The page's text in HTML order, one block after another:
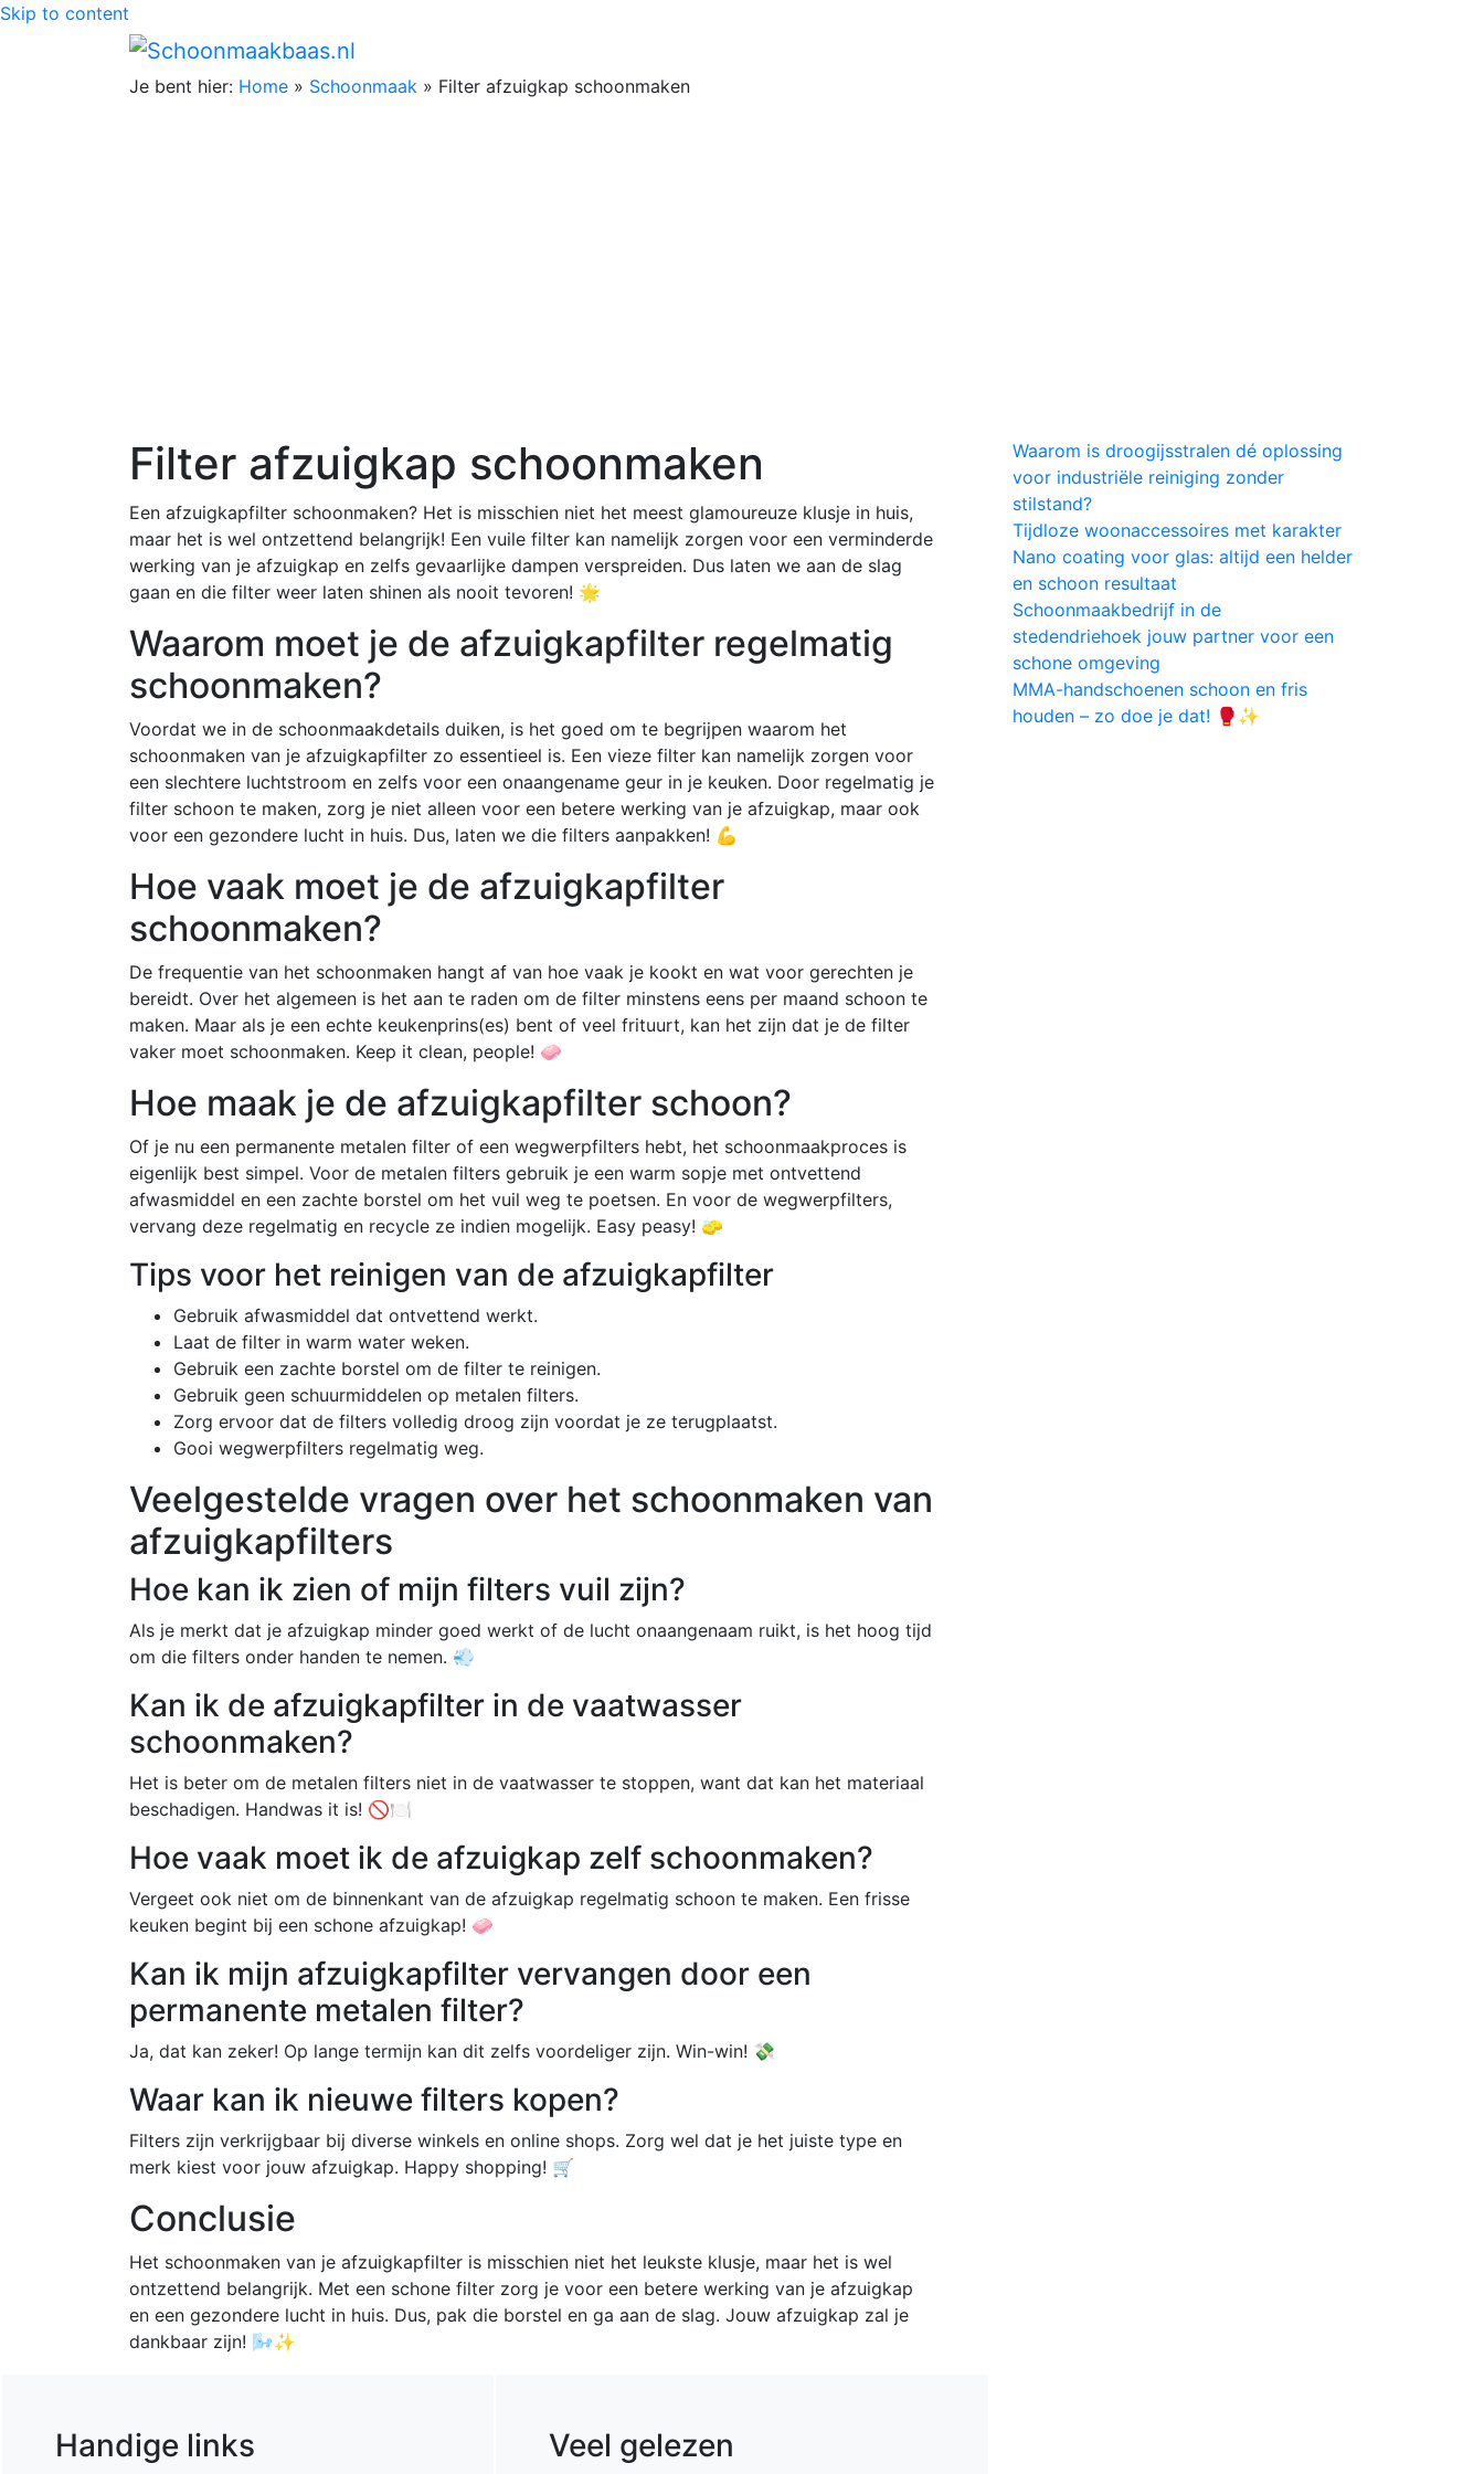
Skip to content
Je bent hier: Home » Schoonmaak » Filter afzuigkap schoonmaken
Filter afzuigkap schoonmaken
Een afzuigkapfilter schoonmaken? Het is misschien niet het meest glamoureuze klusje in huis,
maar het is wel ontzettend belangrijk! Een vuile filter kan namelijk zorgen voor een verminderde
werking van je afzuigkap en zelfs gevaarlijke dampen verspreiden. Dus laten we aan de slag
gaan en die filter weer laten shinen als nooit tevoren! 🌟
Waarom moet je de afzuigkapfilter regelmatig
schoonmaken?
Voordat we in de schoonmaakdetails duiken, is het goed om te begrijpen waarom het
schoonmaken van je afzuigkapfilter zo essentieel is. Een vieze filter kan namelijk zorgen voor
een slechtere luchtstroom en zelfs voor een onaangename geur in je keuken. Door regelmatig je
filter schoon te maken, zorg je niet alleen voor een betere werking van je afzuigkap, maar ook
voor een gezondere lucht in huis. Dus, laten we die filters aanpakken! 💪
Hoe vaak moet je de afzuigkapfilter
schoonmaken?
De frequentie van het schoonmaken hangt af van hoe vaak je kookt en wat voor gerechten je
bereidt. Over het algemeen is het aan te raden om de filter minstens eens per maand schoon te
maken. Maar als je een echte keukenprins(es) bent of veel frituurt, kan het zijn dat je de filter
vaker moet schoonmaken. Keep it clean, people! 🧼
Hoe maak je de afzuigkapfilter schoon?
Of je nu een permanente metalen filter of een wegwerpfilters hebt, het schoonmaakproces is
eigenlijk best simpel. Voor de metalen filters gebruik je een warm sopje met ontvettend
afwasmiddel en een zachte borstel om het vuil weg te poetsen. En voor de wegwerpfilters,
vervang deze regelmatig en recycle ze indien mogelijk. Easy peasy! 🧽
Tips voor het reinigen van de afzuigkapfilter
Gebruik afwasmiddel dat ontvettend werkt.
Laat de filter in warm water weken.
Gebruik een zachte borstel om de filter te reinigen.
Gebruik geen schuurmiddelen op metalen filters.
Zorg ervoor dat de filters volledig droog zijn voordat je ze terugplaatst.
Gooi wegwerpfilters regelmatig weg.
Veelgestelde vragen over het schoonmaken van
afzuigkapfilters
Hoe kan ik zien of mijn filters vuil zijn?
Als je merkt dat je afzuigkap minder goed werkt of de lucht onaangenaam ruikt, is het hoog tijd
om die filters onder handen te nemen. 💨
Kan ik de afzuigkapfilter in de vaatwasser
schoonmaken?
Het is beter om de metalen filters niet in de vaatwasser te stoppen, want dat kan het materiaal
beschadigen. Handwas it is! 🚫🍽️
Hoe vaak moet ik de afzuigkap zelf schoonmaken?
Vergeet ook niet om de binnenkant van de afzuigkap regelmatig schoon te maken. Een frisse
keuken begint bij een schone afzuigkap! 🧼
Kan ik mijn afzuigkapfilter vervangen door een
permanente metalen filter?
Ja, dat kan zeker! Op lange termijn kan dit zelfs voordeliger zijn. Win-win! 💸
Waar kan ik nieuwe filters kopen?
Filters zijn verkrijgbaar bij diverse winkels en online shops. Zorg wel dat je het juiste type en
merk kiest voor jouw afzuigkap. Happy shopping! 🛒
Conclusie
Het schoonmaken van je afzuigkapfilter is misschien niet het leukste klusje, maar het is wel
ontzettend belangrijk. Met een schone filter zorg je voor een betere werking van je afzuigkap
en een gezondere lucht in huis. Dus, pak die borstel en ga aan de slag. Jouw afzuigkap zal je
dankbaar zijn! 🌬️✨
Waarom is droogijsstralen dé oplossing
voor industriële reiniging zonder
stilstand?
Tijdloze woonaccessoires met karakter
Nano coating voor glas: altijd een helder
en schoon resultaat
Schoonmaakbedrijf in de
stedendriehoek jouw partner voor een
schone omgeving
MMA-handschoenen schoon en fris
houden – zo doe je dat! 🥊✨
Handige links Veel gelezen